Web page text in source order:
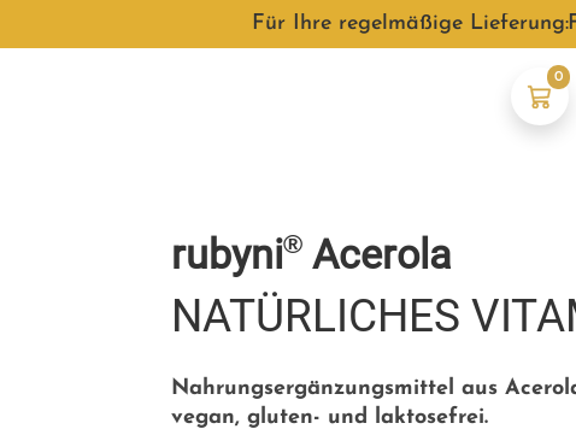
0
Für Ihre regelmäßige
rubyni®Acerola
NATÜRLICHES
Nahrungsergänzungsmittel aus
vegan, gluten- und laktosefrei.